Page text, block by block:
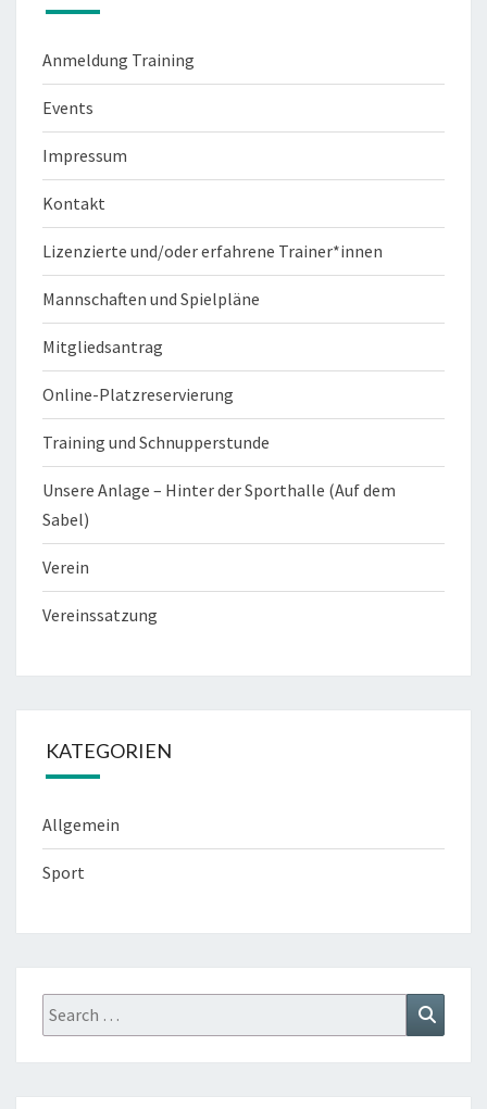
Anmeldung Training
Events
Impressum
Kontakt
Lizenzierte und/oder erfahrene Trainer*innen
Mannschaften und Spielpläne
Mitgliedsantrag
Online-Platzreservierung
Training und Schnupperstunde
Unsere Anlage – Hinter der Sporthalle (Auf dem
Sabel)
Verein
Vereinssatzung
KATEGORIEN
Allgemein
Sport
Search
for: